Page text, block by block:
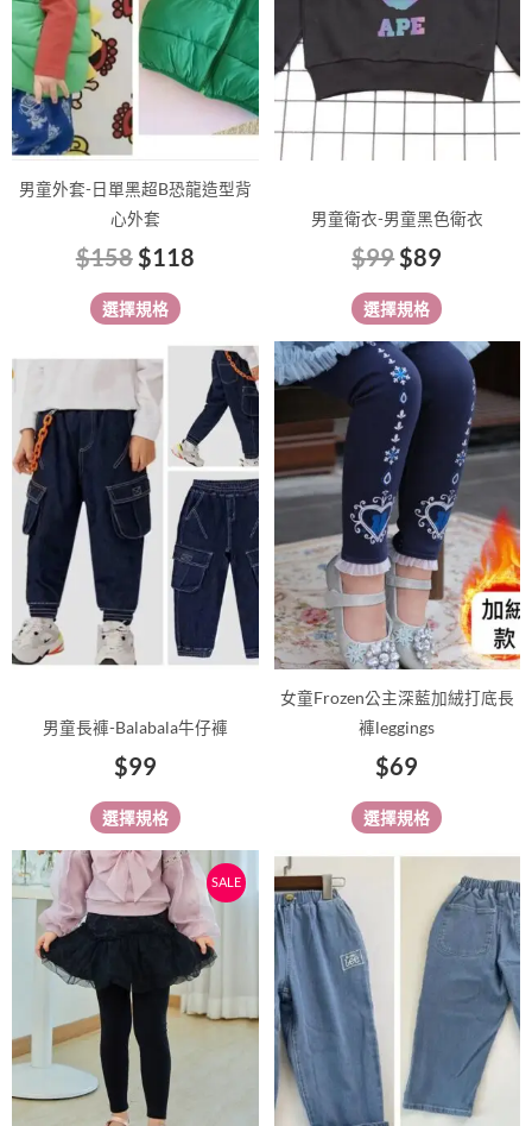
男童外套-日單黑超B恐龍造型背
心外套
$158$118
選擇規格
款
式。
可
頁
面
選
擇
選
男童衛衣-男童黑色衛衣
$99$89
選擇規格
款
在
面
選
擇
選
項
男童長褲-Balabala牛仔褲
$99
選擇規格
此
產
品
有
多
種
款
式。
可
在
產
選
擇
選
項
女童Frozen公主深藍加絨打底長
褲leggings
$69
選擇規格
此
產
品
有
多
種
款
式。
可
在
產
頁
面
選
擇
選
項
SALE
原
始
價
$89。
目
前
價
格：
$79。
此
產
品
款
式。
可
此
款
式。
可